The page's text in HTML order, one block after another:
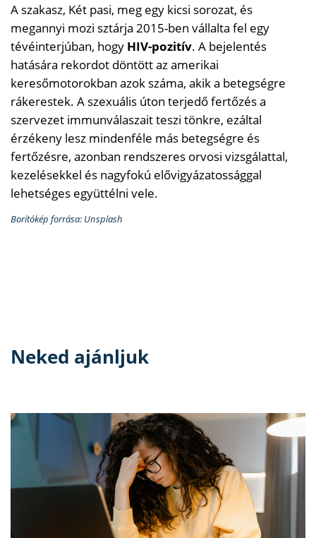
A szakasz, Két pasi, meg egy kicsi sorozat, és
megannyi mozi sztárja 2015-ben vállalta fel egy
tévéinterjúban, hogy HIV-pozitív. A bejelentés
hatására rekordot döntött az amerikai
keresőmotorokban azok száma, akik a betegségre
rákerestek. A szexuális úton terjedő fertőzés a
szervezet immunválaszait teszi tönkre, ezáltal
érzékeny lesz mindenféle más betegségre és
fertőzésre, azonban rendszeres orvosi vizsgálattal,
kezelésekkel és nagyfokú elővigyázatossággal
lehetséges együttélni vele.
Borítókép forrása: Unsplash
Neked ajánljuk